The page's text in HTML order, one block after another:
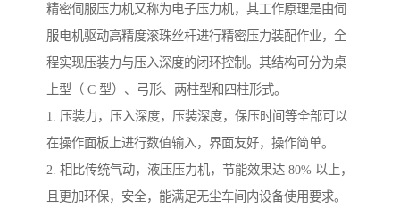
精密伺服压力机又称为电子压力机，其工作原理是由伺
服电机驱动高精度滚珠丝杆进行精密压力装配作业，全
程实现压装力与压入深度的闭环控制。其结构可分为桌
上型（ C 型）、弓形、两柱型和四柱形式。
1. 压装力，压入深度，压装深度，保压时间等全部可以
在操作面板上进行数值输入，界面友好，操作简单。
2. 相比传统气动，液压压力机，节能效果达 80% 以上，
且更加环保，安全，能满足无尘车间内设备使用要求。